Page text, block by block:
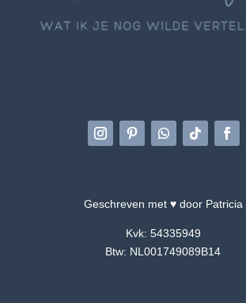
Geschreven met ♥ door Patricia
Kvk: 54335949
Btw: NL001749089B14